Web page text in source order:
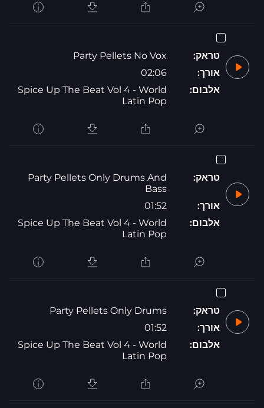
טראק:
Party Pellets No Vox
אורך:
02:06
אלבום:
Spice Up The Beat Vol 4 - World
Latin Pop
טראק:
Party Pellets Only Drums And
Bass
אורך:
01:52
אלבום:
Spice Up The Beat Vol 4 - World
Latin Pop
טראק:
Party Pellets Only Drums
אורך:
01:52
אלבום:
Spice Up The Beat Vol 4 - World
Latin Pop